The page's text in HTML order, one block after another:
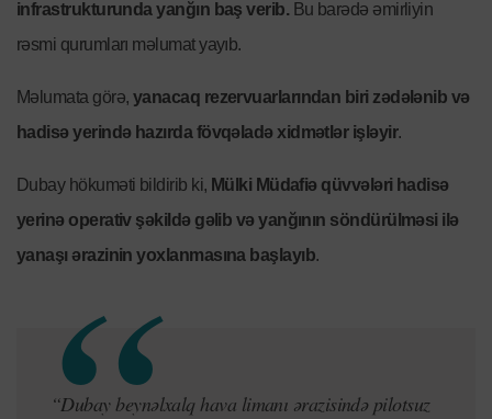
infrastrukturunda yanğın baş verib. Bu barədə əmirliyin
rəsmi qurumları məlumat yayıb.
Məlumata görə, yanacaq rezervuarlarından biri zədələnib və
hadisə yerində hazırda fövqəladə xidmətlər işləyir.
Dubay hökuməti bildirib ki, Mülki Müdafiə qüvvələri hadisə
yerinə operativ şəkildə gəlib və yanğının söndürülməsi ilə
yanaşı ərazinin yoxlanmasına başlayıb.
“Dubay beynəlxalq hava limanı ərazisində pilotsuz